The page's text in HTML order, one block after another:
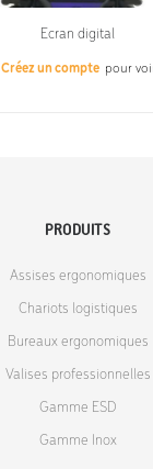
Ecran digital
Créez un compte pour
PRODUITS
Assises ergonomiques
Chariots logistiques
Bureaux ergonomiques
Valises professionnelles
Gamme ESD
Gamme Inox